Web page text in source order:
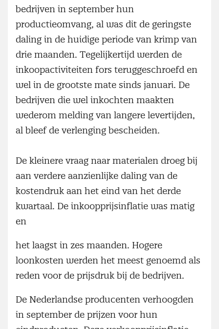
bedrijven in september hun
productieomvang, al was dit de geringste
daling in de huidige periode van krimp van
drie maanden. Tegelijkertijd werden de
inkoopactiviteiten fors teruggeschroefd en
wel in de grootste mate sinds januari. De
bedrijven die wel inkochten maakten
wederom melding van langere levertijden,
al bleef de verlenging bescheiden.
De kleinere vraag naar materialen droeg bij
aan verdere aanzienlijke daling van de
kostendruk aan het eind van het derde
kwartaal. De inkoopprijsinflatie was matig
en
het laagst in zes maanden. Hogere
loonkosten werden het meest genoemd als
reden voor de prijsdruk bij de bedrijven.
De Nederlandse producenten verhoogden
in september de prijzen voor hun